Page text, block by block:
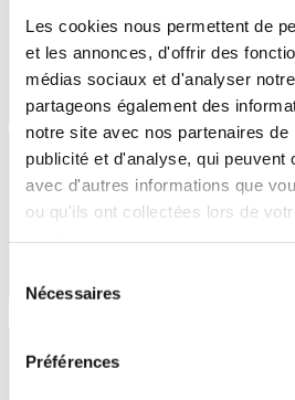
Les cookies nous permettent de
et les annonces, d'offrir des
médias sociaux et d'analyser
partageons également des
notre site avec nos partenaires
publicité et d'analyse, qui peuvent
avec d'autres informations que
ou qu'ils ont collectées lors de
Nécessaires
Préférences